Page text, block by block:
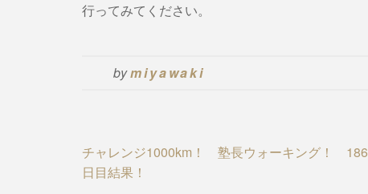
行ってみてください。
bymiyawaki
Post
navigation
チャレンジ1000km！ 塾長ウォーキング！ 186
日目結果！